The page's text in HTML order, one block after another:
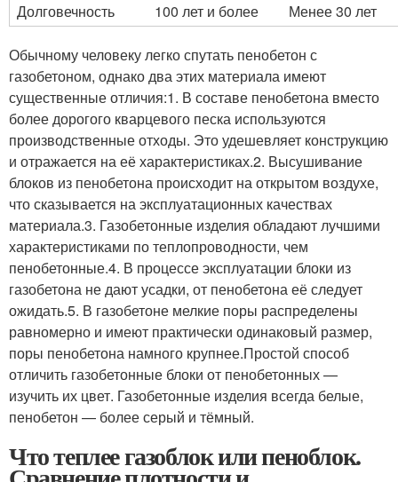
Долговечность
100 лет и более Менее 30 лет
Обычному человеку легко спутать пенобетон с
газобетоном, однако два этих материала имеют
существенные отличия:1. В составе пенобетона вместо
более дорогого кварцевого песка используются
производственные отходы. Это удешевляет конструкцию
и отражается на её характеристиках.2. Высушивание
блоков из пенобетона происходит на открытом воздухе,
что сказывается на эксплуатационных качествах
материала.3. Газобетонные изделия обладают лучшими
характеристиками по теплопроводности, чем
пенобетонные.4. В процессе эксплуатации блоки из
газобетона не дают усадки, от пенобетона её следует
ожидать.5. В газобетоне мелкие поры распределены
равномерно и имеют практически одинаковый размер,
поры пенобетона намного крупнее.Простой способ
отличить газобетонные блоки от пенобетонных —
изучить их цвет. Газобетонные изделия всегда белые,
пенобетон — более серый и тёмный.
Что теплее газоблок или пеноблок.